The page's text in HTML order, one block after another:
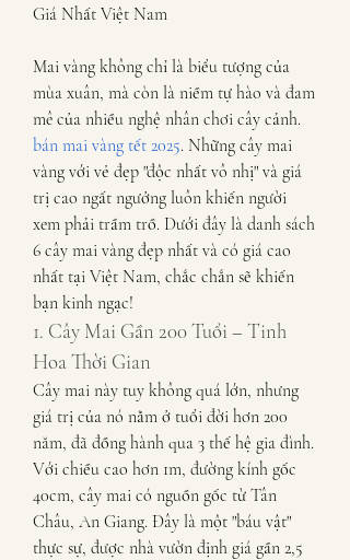
Giá Nhất Việt Nam
Mai vàng không chỉ là biểu tượng của
mùa xuân, mà còn là niềm tự hào và đam
bán mai vàng tết 2025. Những cây mai
vàng với vẻ đẹp "độc nhất vô nhị" và giá
trị cao ngất ngưởng luôn khiến người
xem phải trầm trồ. Dưới đây là danh sách
6 cây mai vàng đẹp nhất và có giá cao
nhất tại Việt Nam, chắc chắn sẽ khiến
bạn kinh ngạc!
1. Cây Mai Gần 200 Tuổi – Tinh
Hoa Thời Gian
Cây mai này tuy không quá lớn, nhưng
giá trị của nó nằm ở tuổi đời hơn 200
năm, đã đồng hành qua 3 thế hệ gia đình.
Với chiều cao hơn 1m, đường kính gốc
40cm, cây mai có nguồn gốc từ Tân
Châu, An Giang. Đây là một "báu vật"
thực sự, được nhà vườn định giá gần 2,5